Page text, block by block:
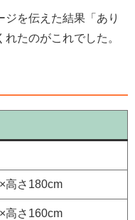
を伝えた結果「あり
たのがこれでした。
高さ180cm
高さ160cm